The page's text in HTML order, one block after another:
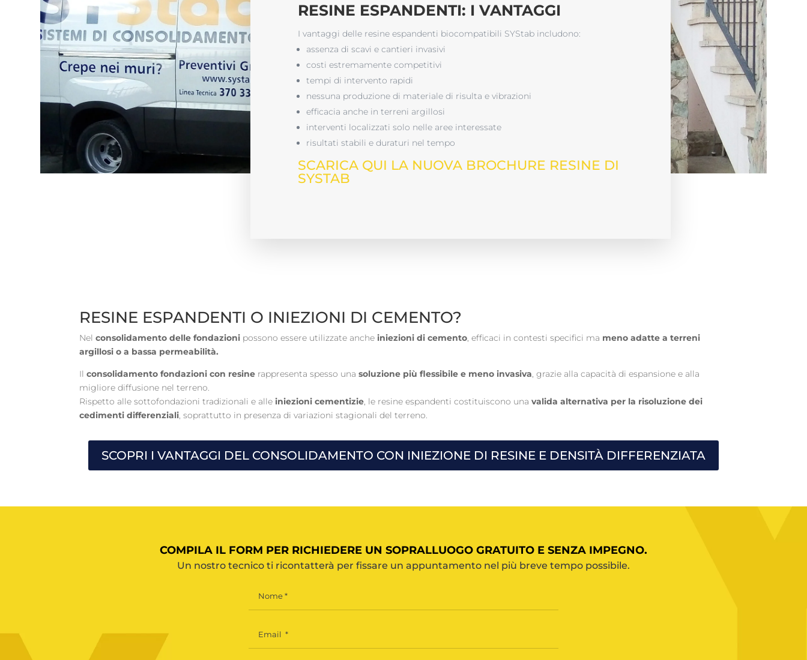
RESINE ESPANDENTI: I VANTAGGI
I vantaggi delle resine espandenti biocompatibili SYStab includono:
assenza di scavi e cantieri invasivi
costi estremamente competitivi
tempi di intervento rapidi
nessuna produzione di materiale di risulta e vibrazioni
efficacia anche in terreni argillosi
interventi localizzati solo nelle aree interessate
risultati stabili e duraturi nel tempo
SCARICA QUI LA NUOVA BROCHURE RESINE DI
SYSTAB
RESINE ESPANDENTI O INIEZIONI DI CEMENTO?
Nel consolidamento delle fondazioni possono essere utilizzate anche iniezioni di cemento, efficaci in contesti specifici ma meno adatte a terreni
argillosi o a bassa permeabilità.
Il consolidamento fondazioni con resine rappresenta spesso una soluzione più flessibile e meno invasiva, grazie alla capacità di espansione e alla
migliore diffusione nel terreno.
Rispetto alle sottofondazioni tradizionali e alle iniezioni cementizie, le resine espandenti costituiscono una valida alternativa per la risoluzione dei
cedimenti differenziali, soprattutto in presenza di variazioni stagionali del terreno.
SCOPRI I VANTAGGI DEL CONSOLIDAMENTO CON INIEZIONE DI RESINE E DENSITÀ DIFFERENZIATA
COMPILA IL FORM PER RICHIEDERE UN SOPRALLUOGO GRATUITO E SENZA IMPEGNO.
Un nostro tecnico ti ricontatterà per fissare un appuntamento nel più breve tempo possibile.